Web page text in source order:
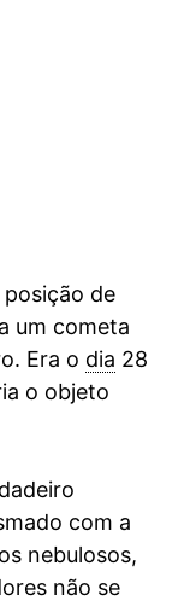
de
um cometa
Era o dia 28
o objeto
com a
nebulosos,
não se